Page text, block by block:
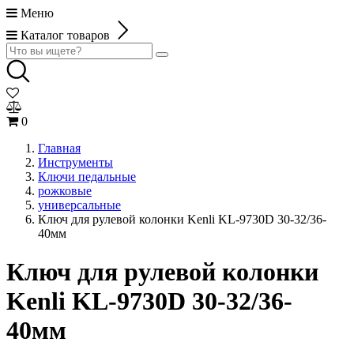
Меню
Каталог товаров
0
Главная
Инструменты
Ключи педальные
рожковые
универсальные
Ключ для рулевой колонки Kenli KL-9730D 30-32/36-
40мм
Ключ для рулевой колонки
Kenli KL-9730D 30-32/36-
40мм